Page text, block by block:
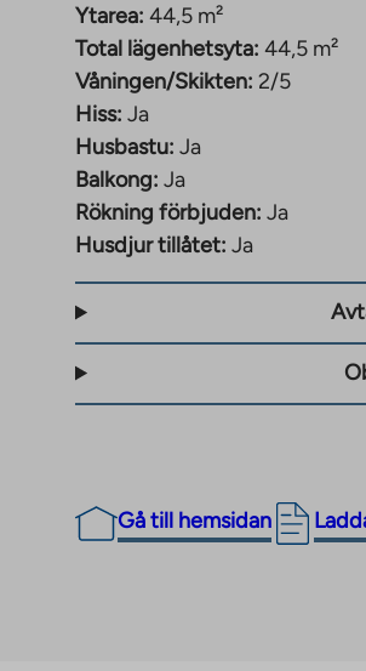
Ytarea: 44,5 m²
Total lägenhetsyta: 44,5 m²
Våningen/Skikten: 2/5
Hiss: Ja
Husbastu: Ja
Balkong: Ja
Rökning förbjuden: Ja
Husdjur tillåtet: Ja
Gå till hemsidan
The
link